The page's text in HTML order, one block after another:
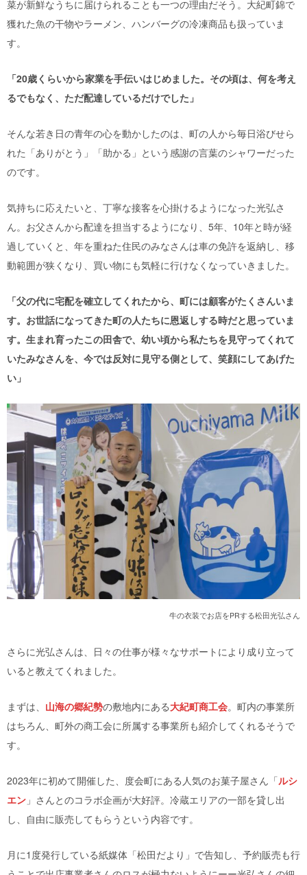
菜が新鮮なうちに届けられることも一つの理由だそう。大紀町錦で
獲れた魚の干物やラーメン、ハンバーグの冷凍商品も扱っていま
す。
「20歳くらいから家業を手伝いはじめました。その頃は、何を考え
るでもなく、ただ配達しているだけでした」
そんな若き日の青年の心を動かしたのは、町の人から毎日浴びせら
れた「ありがとう」「助かる」という感謝の言葉のシャワーだった
のです。
気持ちに応えたいと、丁寧な接客を心掛けるようになった光弘さ
ん。お父さんから配達を担当するようになり、5年、10年と時が経
過していくと、年を重ねた住民のみなさんは車の免許を返納し、移
動範囲が狭くなり、買い物にも気軽に行けなくなっていきました。
「父の代に宅配を確立してくれたから、町には顧客がたくさんいま
す。お世話になってきた町の人たちに恩返しする時だと思っていま
す。生まれ育ったこの田舎で、幼い頃から私たちを見守ってくれて
いたみなさんを、今では反対に見守る側として、笑顔にしてあげた
い 」
牛の衣装でお店をPRする松田光弘さん
さらに光弘さんは、日々の仕事が様々なサポートにより成り立って
いると教えてくれました。
まずは、 山海の郷紀勢の敷地内にある大紀町商工会。町内の事業所
はちろん、町外の商工会に所属する事業所も紹介してくれるそうで
す。
2023年に初めて開催した、度会町にある人気のお菓子屋さん「ルシ
エン 」さんとのコラボ企画が大好評。冷蔵エリアの一部を貸し出
し、自由に販売してもらうという内容です。
月に1度発行している紙媒体「松田だより」で告知し、予約販売も行